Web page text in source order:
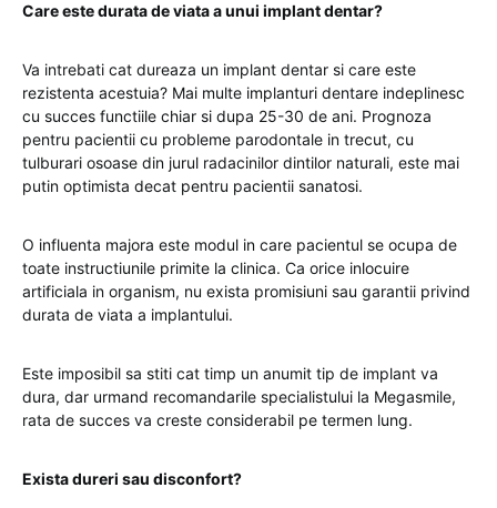
Care este durata de viata a unui implant dentar?
Va intrebati cat dureaza un implant dentar si care este
rezistenta acestuia? Mai multe implanturi dentare indeplinesc
cu succes functiile chiar si dupa 25-30 de ani. Prognoza
pentru pacientii cu probleme parodontale in trecut, cu
tulburari osoase din jurul radacinilor dintilor naturali, este mai
putin optimista decat pentru pacientii sanatosi.
O influenta majora este modul in care pacientul se ocupa de
toate instructiunile primite la clinica. Ca orice inlocuire
artificiala in organism, nu exista promisiuni sau garantii privind
durata de viata a implantului.
Este imposibil sa stiti cat timp un anumit tip de implant va
dura, dar urmand recomandarile specialistului la Megasmile,
rata de succes va creste considerabil pe termen lung.
Exista dureri sau disconfort?